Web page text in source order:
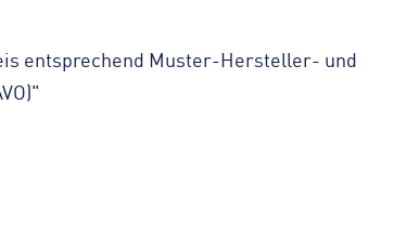
entsprechend Muster-Hersteller- und